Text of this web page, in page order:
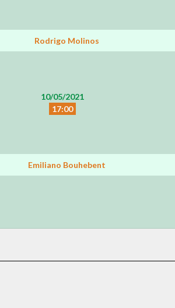
Rodrigo Molinos
10/05/2021
17:00
Emiliano Bouhebent